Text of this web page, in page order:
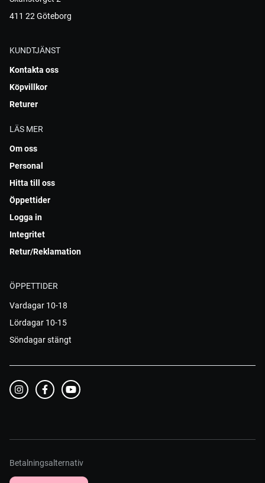
411 22 Göteborg
KUNDTJÄNST
Kontakta oss
Köpvillkor
Returer
LÄS MER
Om oss
Personal
Hitta till oss
Öppettider
Logga in
Integritet
Retur/Reklamation
ÖPPETTIDER
Vardagar 10-18
Lördagar 10-15
Söndagar stängt
Betalningsalternativ